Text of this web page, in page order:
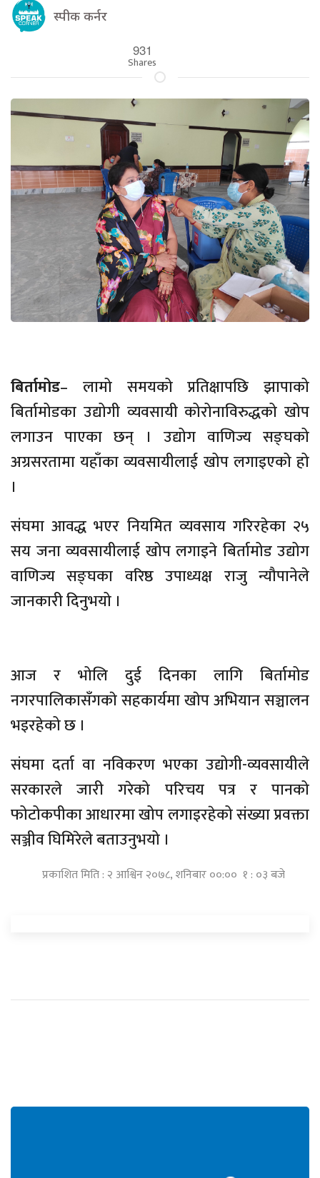
स्पीक कर्नर
931
Shares
बिर्तामोड– लामो समयको प्रतिक्षापछि झापाको
बिर्तामोडका उद्योगी व्यवसायी कोरोनाविरुद्धको खोप
लगाउन पाएका छन् । उद्योग वाणिज्य सङ्घको
अग्रसरतामा यहाँका व्यवसायीलाई खोप लगाइएको हो
।
संघमा आवद्ध भएर नियमित व्यवसाय गरिरहेका २५
सय जना व्यवसायीलाई खोप लगाइने बिर्तामोड उद्योग
वाणिज्य सङ्घका वरिष्ठ उपाध्यक्ष राजु न्यौपानेले
जानकारी दिनुभयो ।
आज र भोलि दुई दिनका लागि बिर्तामोड
नगरपालिकासँगकाे सहकार्यमा खाेप अभियान सञ्चालन
भइरहेको छ ।
संघमा दर्ता वा नविकरण भएका उद्योगी-व्यवसायीले
सरकारले जारी गरेको परिचय पत्र र पानको
फोटोकपीका आधारमा खोप लगाइरहेको संख्या प्रवक्ता
सञ्जीव घिमिरेले बताउनुभयो ।
प्रकाशित मिति : २ आश्विन २०७८, शनिबार ००:०० १ : ०३ बजे